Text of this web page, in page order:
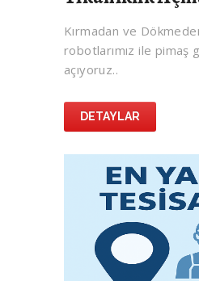
Kırmadan ve
robotlarımız ile pimaş
açıyoruz..
DETAYLAR